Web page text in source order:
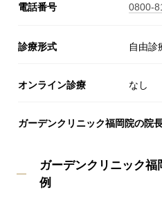
電話番号 0800-
診療形式 自由診
オンライン診療 なし
ガーデンクリニック福岡院の院
ガーデンクリニック
例